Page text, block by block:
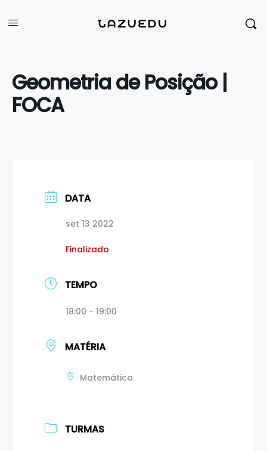
Geometria de Posição |
FOCA
DATA
set 13 2022
Finalizado
TEMPO
18:00 - 19:00
MATÉRIA
Matemática
TURMAS